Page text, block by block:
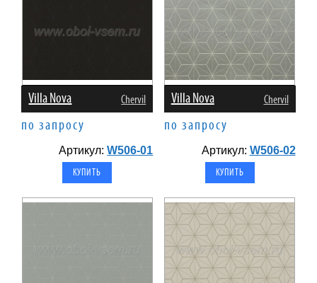
Villa Nova Chervil
по запросу
Артикул:W506-01
Villa Nova Chervil
по запросу
Артикул: W506-02